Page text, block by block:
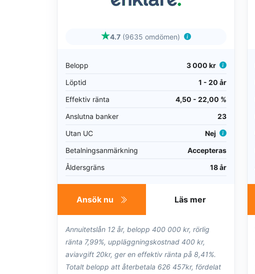
4.7 (9635 omdömen)
Belopp
3 000 kr
Löptid
1 - 20 år
Effektiv ränta
4,50 - 22,00 %
Anslutna banker
23
Utan UC
Nej
Betalningsanmärkning
Accepteras
Åldersgräns
18 år
Ansök nu Läs mer
Annuitetslån 12 år, belopp 400 000 kr, rörlig
ränta 7,99%, uppläggningskostnad 400 kr,
aviavgift 20kr, ger en effektiv ränta på 8,41%.
Totalt belopp att återbetala 626 457kr, fördelat